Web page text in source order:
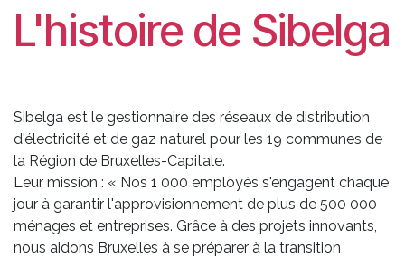
L'histoire de Sibelga
Sibelga est le gestionnaire des réseaux de distribution
d'électricité et de gaz naturel pour les 19 communes de
la Région de Bruxelles-Capitale.
Leur mission : « Nos 1 000 employés s'engagent chaque
jour à garantir l'approvisionnement de plus de 500 000
ménages et entreprises. Grâce à des projets innovants,
nous aidons Bruxelles à se préparer à la transition